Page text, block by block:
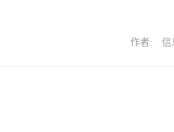
作者: 信